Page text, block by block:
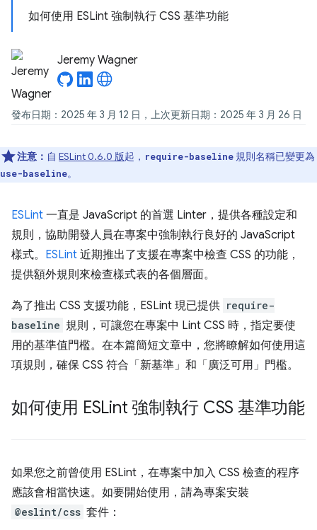
如何使用 ESLint 強制執行 CSS 基準功能
Jeremy Wagner
發布日期：2025 年 3 月 12 日，上次更新日期：2025 年 3 月 26 日
注意： 自 ESLint 0.6.0 版起， require-baseline 規則名稱已變更為
use-baseline。
ESLint 一直是 JavaScript 的首選 Linter，提供各種設定和
規則，協助開發人員在專案中強制執行良好的 JavaScript
樣式。 ESLint 近期推出了支援在專案中檢查 CSS 的功能，
提供額外規則來檢查樣式表的各個層面。
為了推出 CSS 支援功能，ESLint 現已提供 require-
baseline 規則，可讓您在專案中 Lint CSS 時，指定要使
用的基準值門檻。在本篇簡短文章中，您將瞭解如何使用這
項規則，確保 CSS 符合「新基準」和「廣泛可用」門檻。
如何使用 ESLint 強制執行 CSS 基準功能
如果您之前曾使用 ESLint，在專案中加入 CSS 檢查的程序
應該會相當快速。如要開始使用，請為專案安裝
@eslint/css 套件：